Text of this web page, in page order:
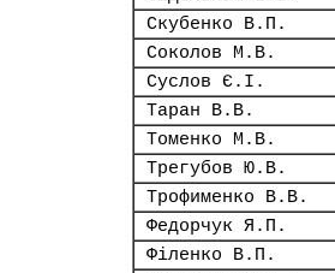
Скубенко В.П.
Соколов М.В.
Суслов Є.І.
Таран В.В.
Томенко М.В.
Трегубов Ю.В.
Трофименко В.В.
Федорчук Я.П.
Філенко В.П.